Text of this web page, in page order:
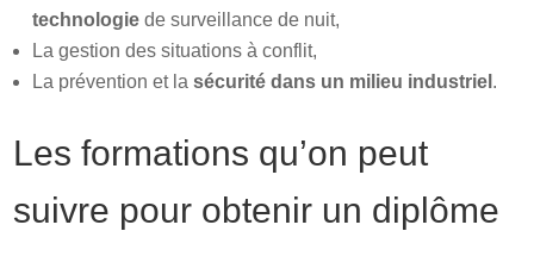
technologie de surveillance de nuit,
La gestion des situations à conflit,
La prévention et lasécurité dans un milieu industriel .
Les formations qu’on peut
suivre pour obtenir un diplôme